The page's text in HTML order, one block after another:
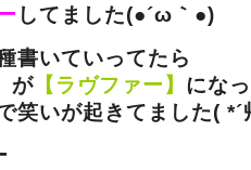
してました(●´ω｀●)
書いていってたら
が 【ラヴファー】 にな
笑いが起きてました( *´